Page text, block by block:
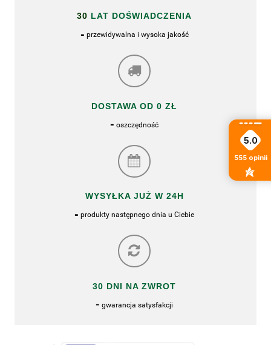
30 LAT DOŚWIADCZENIA
= przewidywalna i wysoka jakość
DOSTAWA OD 0 ZŁ
= oszczędność
WYSYŁKA JUŻ W 24H
= produkty następnego dnia u Ciebie
30 DNI NA ZWROT
= gwarancja satysfakcji
5.0
555 opinii